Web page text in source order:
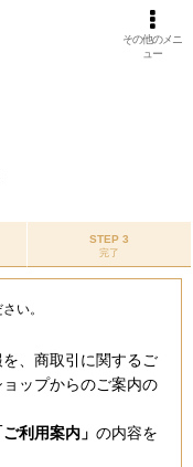
その他のメニ
ュー
STEP 3
完了
い。
、商取引に関するご
ップからのご案内の
ご利用案内」 の内容を